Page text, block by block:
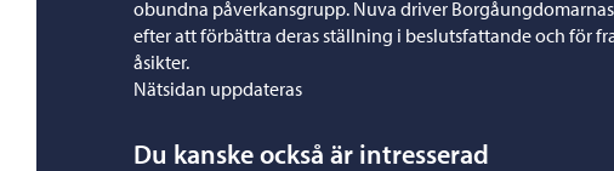
obundna påverkansgrupp. Nuva driver
efter att förbättra deras ställning i beslutsfattande och för
åsikter.
Nätsidan uppdateras
Du kanske också är intresserad